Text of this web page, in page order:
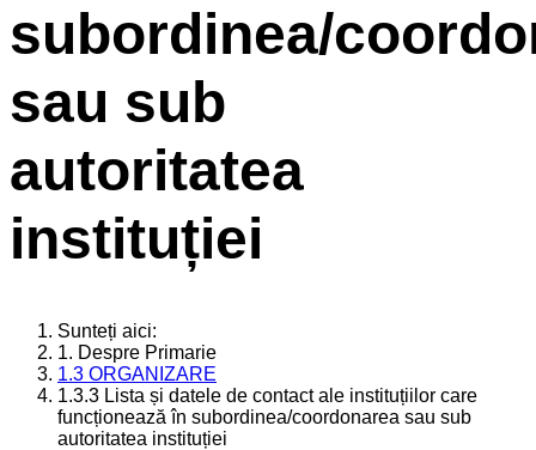
subordinea/
sau sub
autoritatea
instituției
Sunteți aici:
1. Despre Primarie
1.3 ORGANIZARE
1.3.3 Lista și datele de contact ale instituțiilor care
funcționează în subordinea/coordonarea sau sub
autoritatea instituției